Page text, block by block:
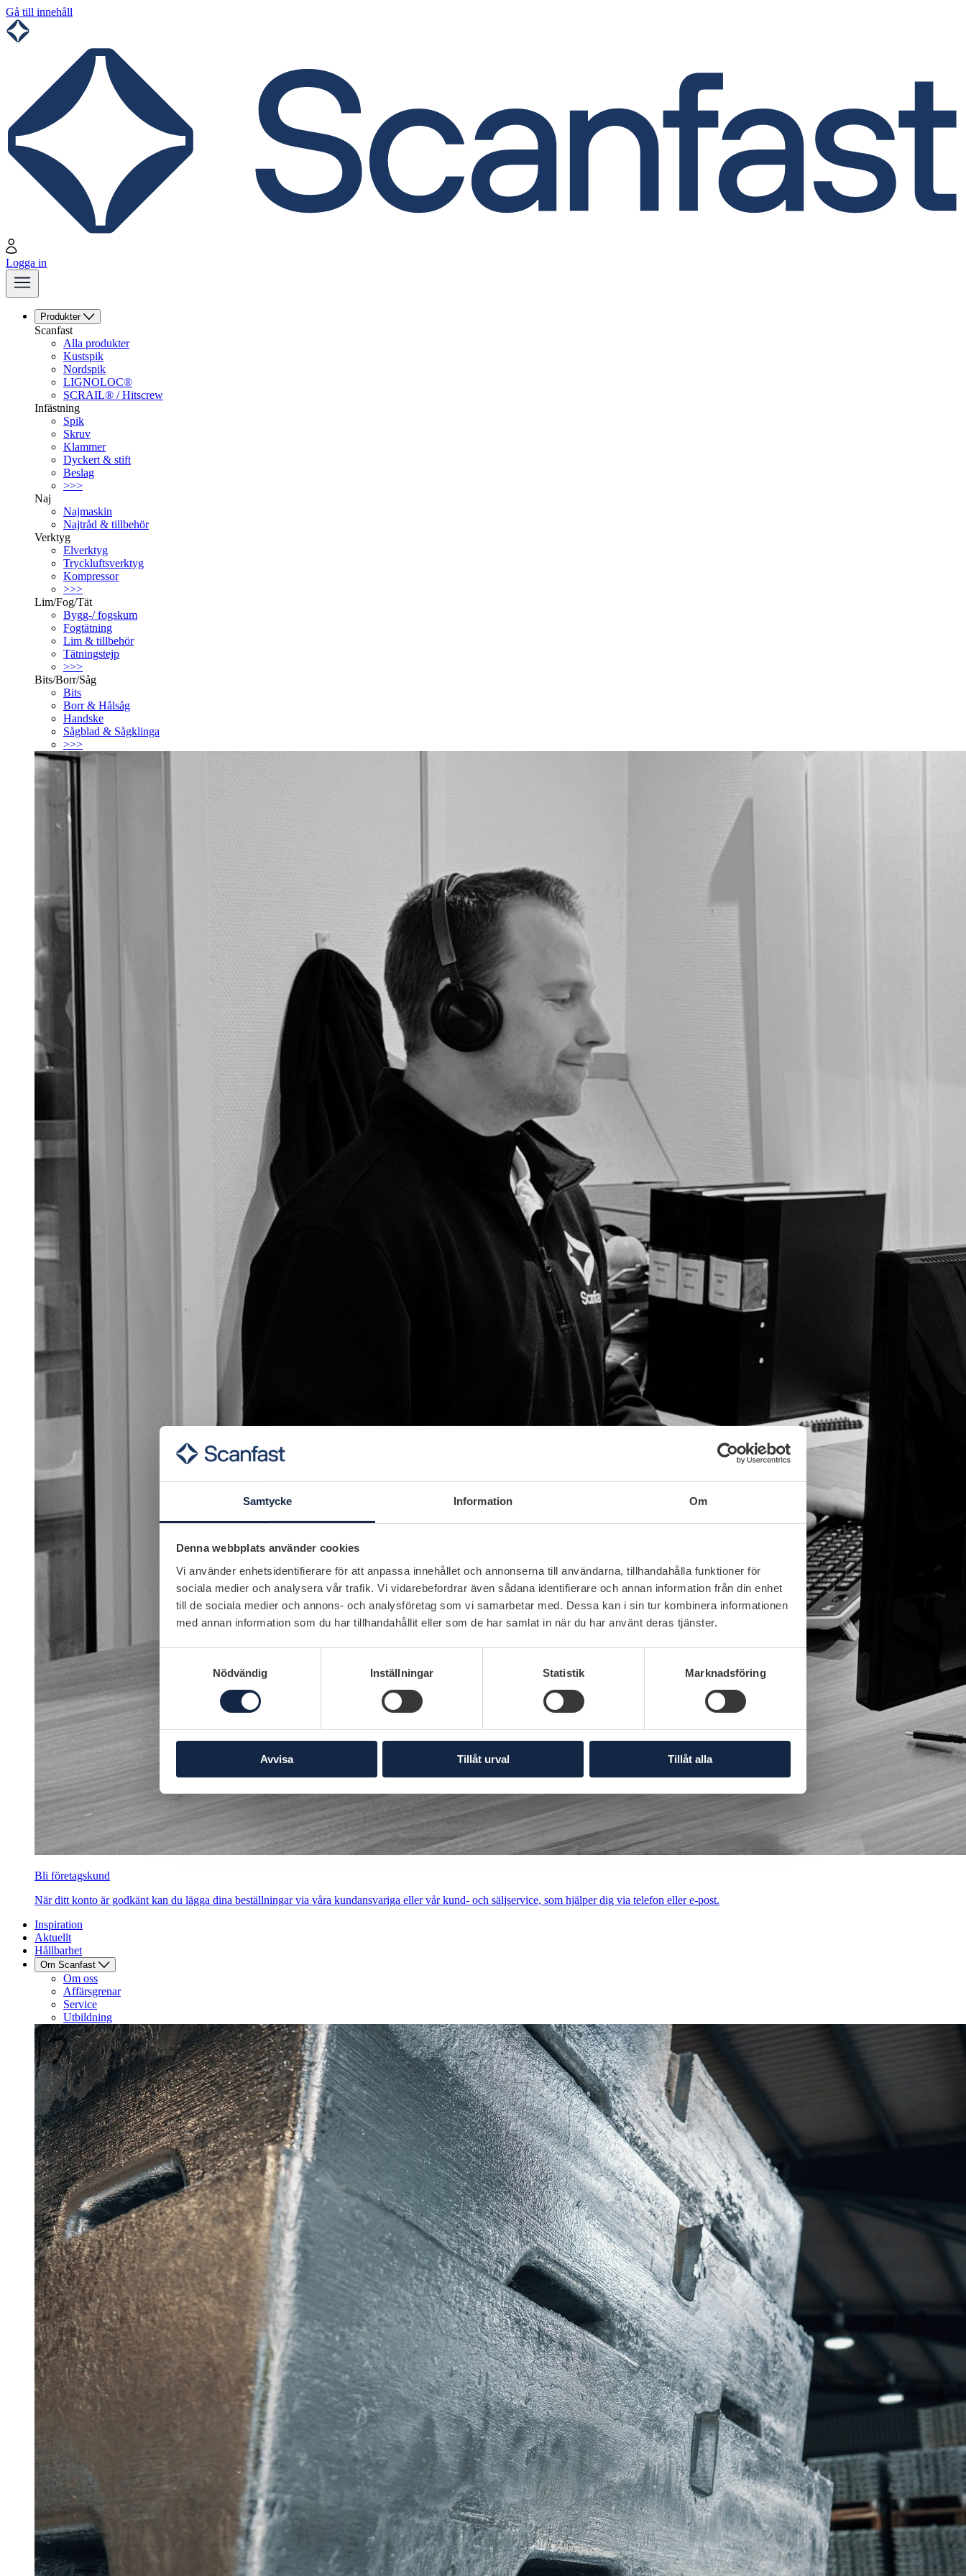
Samtycke Information Om
Denna webbplats använder cookies
Vi använder enhetsidentifierare för att anpassa innehållet och annonserna till användarna, tillhandahålla funktioner för
sociala medier och analysera vår trafik. Vi vidarebefordrar även sådana identifierare och annan information från din enhet
till de sociala medier och annons- och analysföretag som vi samarbetar med. Dessa kan i sin tur kombinera informationen
med annan information som du har tillhandahållit eller som de har samlat in när du har använt deras tjänster.
Nödvändig
Inställningar Statistik Marknadsföring
Avvisa Tillåt urval Tillåt alla
Gå till innehåll
Logga in
Produkter
Scanfast
Alla produkter
Kustspik
Nordspik
LIGNOLOC®
SCRAIL® / Hitscrew
Infästning
Spik
Skruv
Klammer
Dyckert & stift
Beslag
>>>
Naj
Najmaskin
Najtråd & tillbehör
Verktyg
Elverktyg
Tryckluftsverktyg
Kompressor
>>>
Lim/Fog/Tät
Bygg-/ fogskum
Fogtätning
Lim & tillbehör
Tätningstejp
>>>
Bits/Borr/Såg
Bits
Borr & Hålsåg
Handske
Sågblad & Sågklinga
>>>
Bli företagskund
När ditt konto är godkänt kan du lägga dina beställningar via våra kundansvariga eller vår kund- och säljservice, som hjälper dig via telefon eller e-post.
Inspiration
Aktuellt
Hållbarhet
Om Scanfast
Om oss
Affärsgrenar
Service
Utbildning